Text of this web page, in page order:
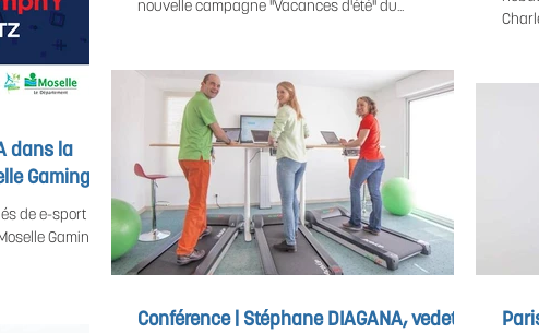
dans la
Gaming »
de e-sport se
Gaming »,
nouvelle campagne "Vacances d'été" du...
Conférence | Stéphane DIAGANA, vedette